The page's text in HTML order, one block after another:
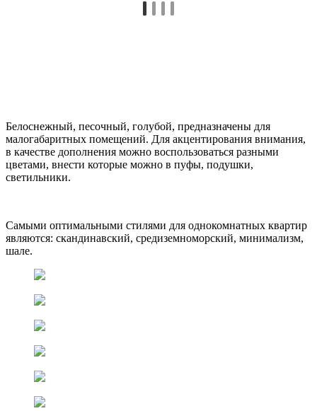
Белоснежный, песочный, голубой, предназначены для
малогабаритных помещений. Для акцентирования внимания,
в качестве дополнения можно воспользоваться разными
цветами, внести которые можно в пуфы, подушки,
светильники.
Самыми оптимальными стилями для однокомнатных квартир
являются: скандинавский, средиземноморский, минимализм,
шале.